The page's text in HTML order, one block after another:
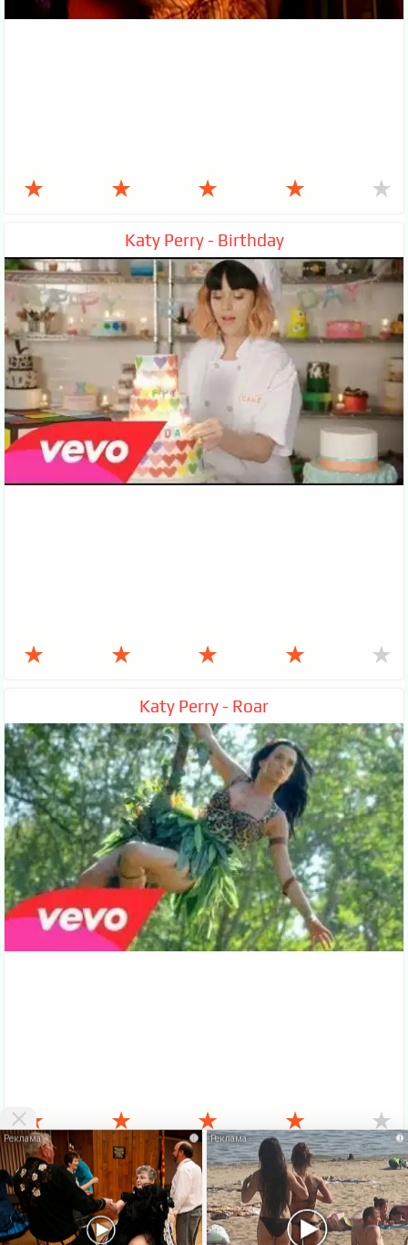
★ ★ ★ ★ ★
Katy Perry - Birthday
★ ★ ★ ★ ★
Katy Perry - Roar
★ ★ ★ ★ ★
VKlipe.org - здесь можноскачать клипы бесплатнои смотреть клипы
онлайн без регистрации. На этой странице Вы можетеСкачать
бесплатно
или посмотреть этотклип онлайн. Также есть много
других, не менее интересных клипов русских и зарубежных
исполнителей. Вверху сайта есть меню, где можно выбрать жанр
клипа. Бесплатные
новые клипы
можно скачать бесплатно и без
i i